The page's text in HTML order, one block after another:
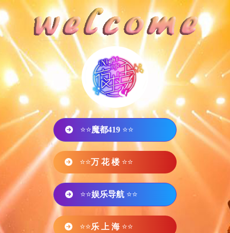
⭐⭐魔都419 ⭐⭐
⭐⭐万 花 楼 ⭐⭐
⭐⭐娱乐导航 ⭐⭐
⭐⭐乐 上 海 ⭐⭐